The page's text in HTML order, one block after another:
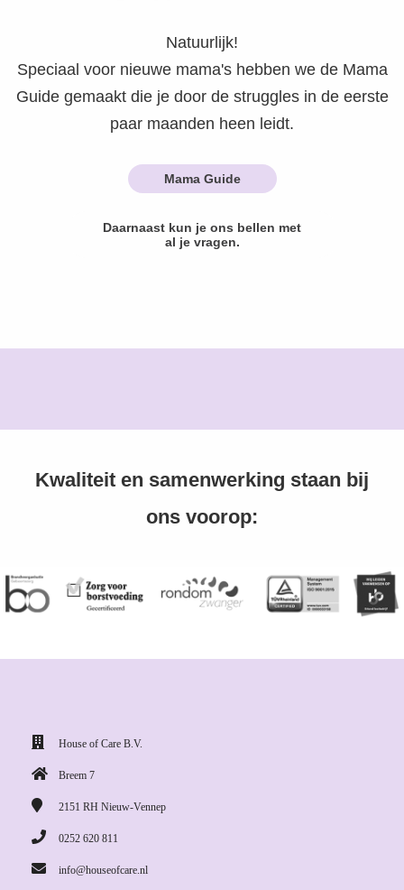
Natuurlijk!
Speciaal voor nieuwe mama's hebben we de Mama
Guide gemaakt die je door de struggles in de eerste
paar maanden heen leidt.
Mama Guide
Daarnaast kun je ons bellen met
al je vragen.
Kwaliteit en samenwerking staan bij
ons voorop:
House of Care B.V.
Breem 7
2151 RH Nieuw-Vennep
0252 620 811
info@houseofcare.nl